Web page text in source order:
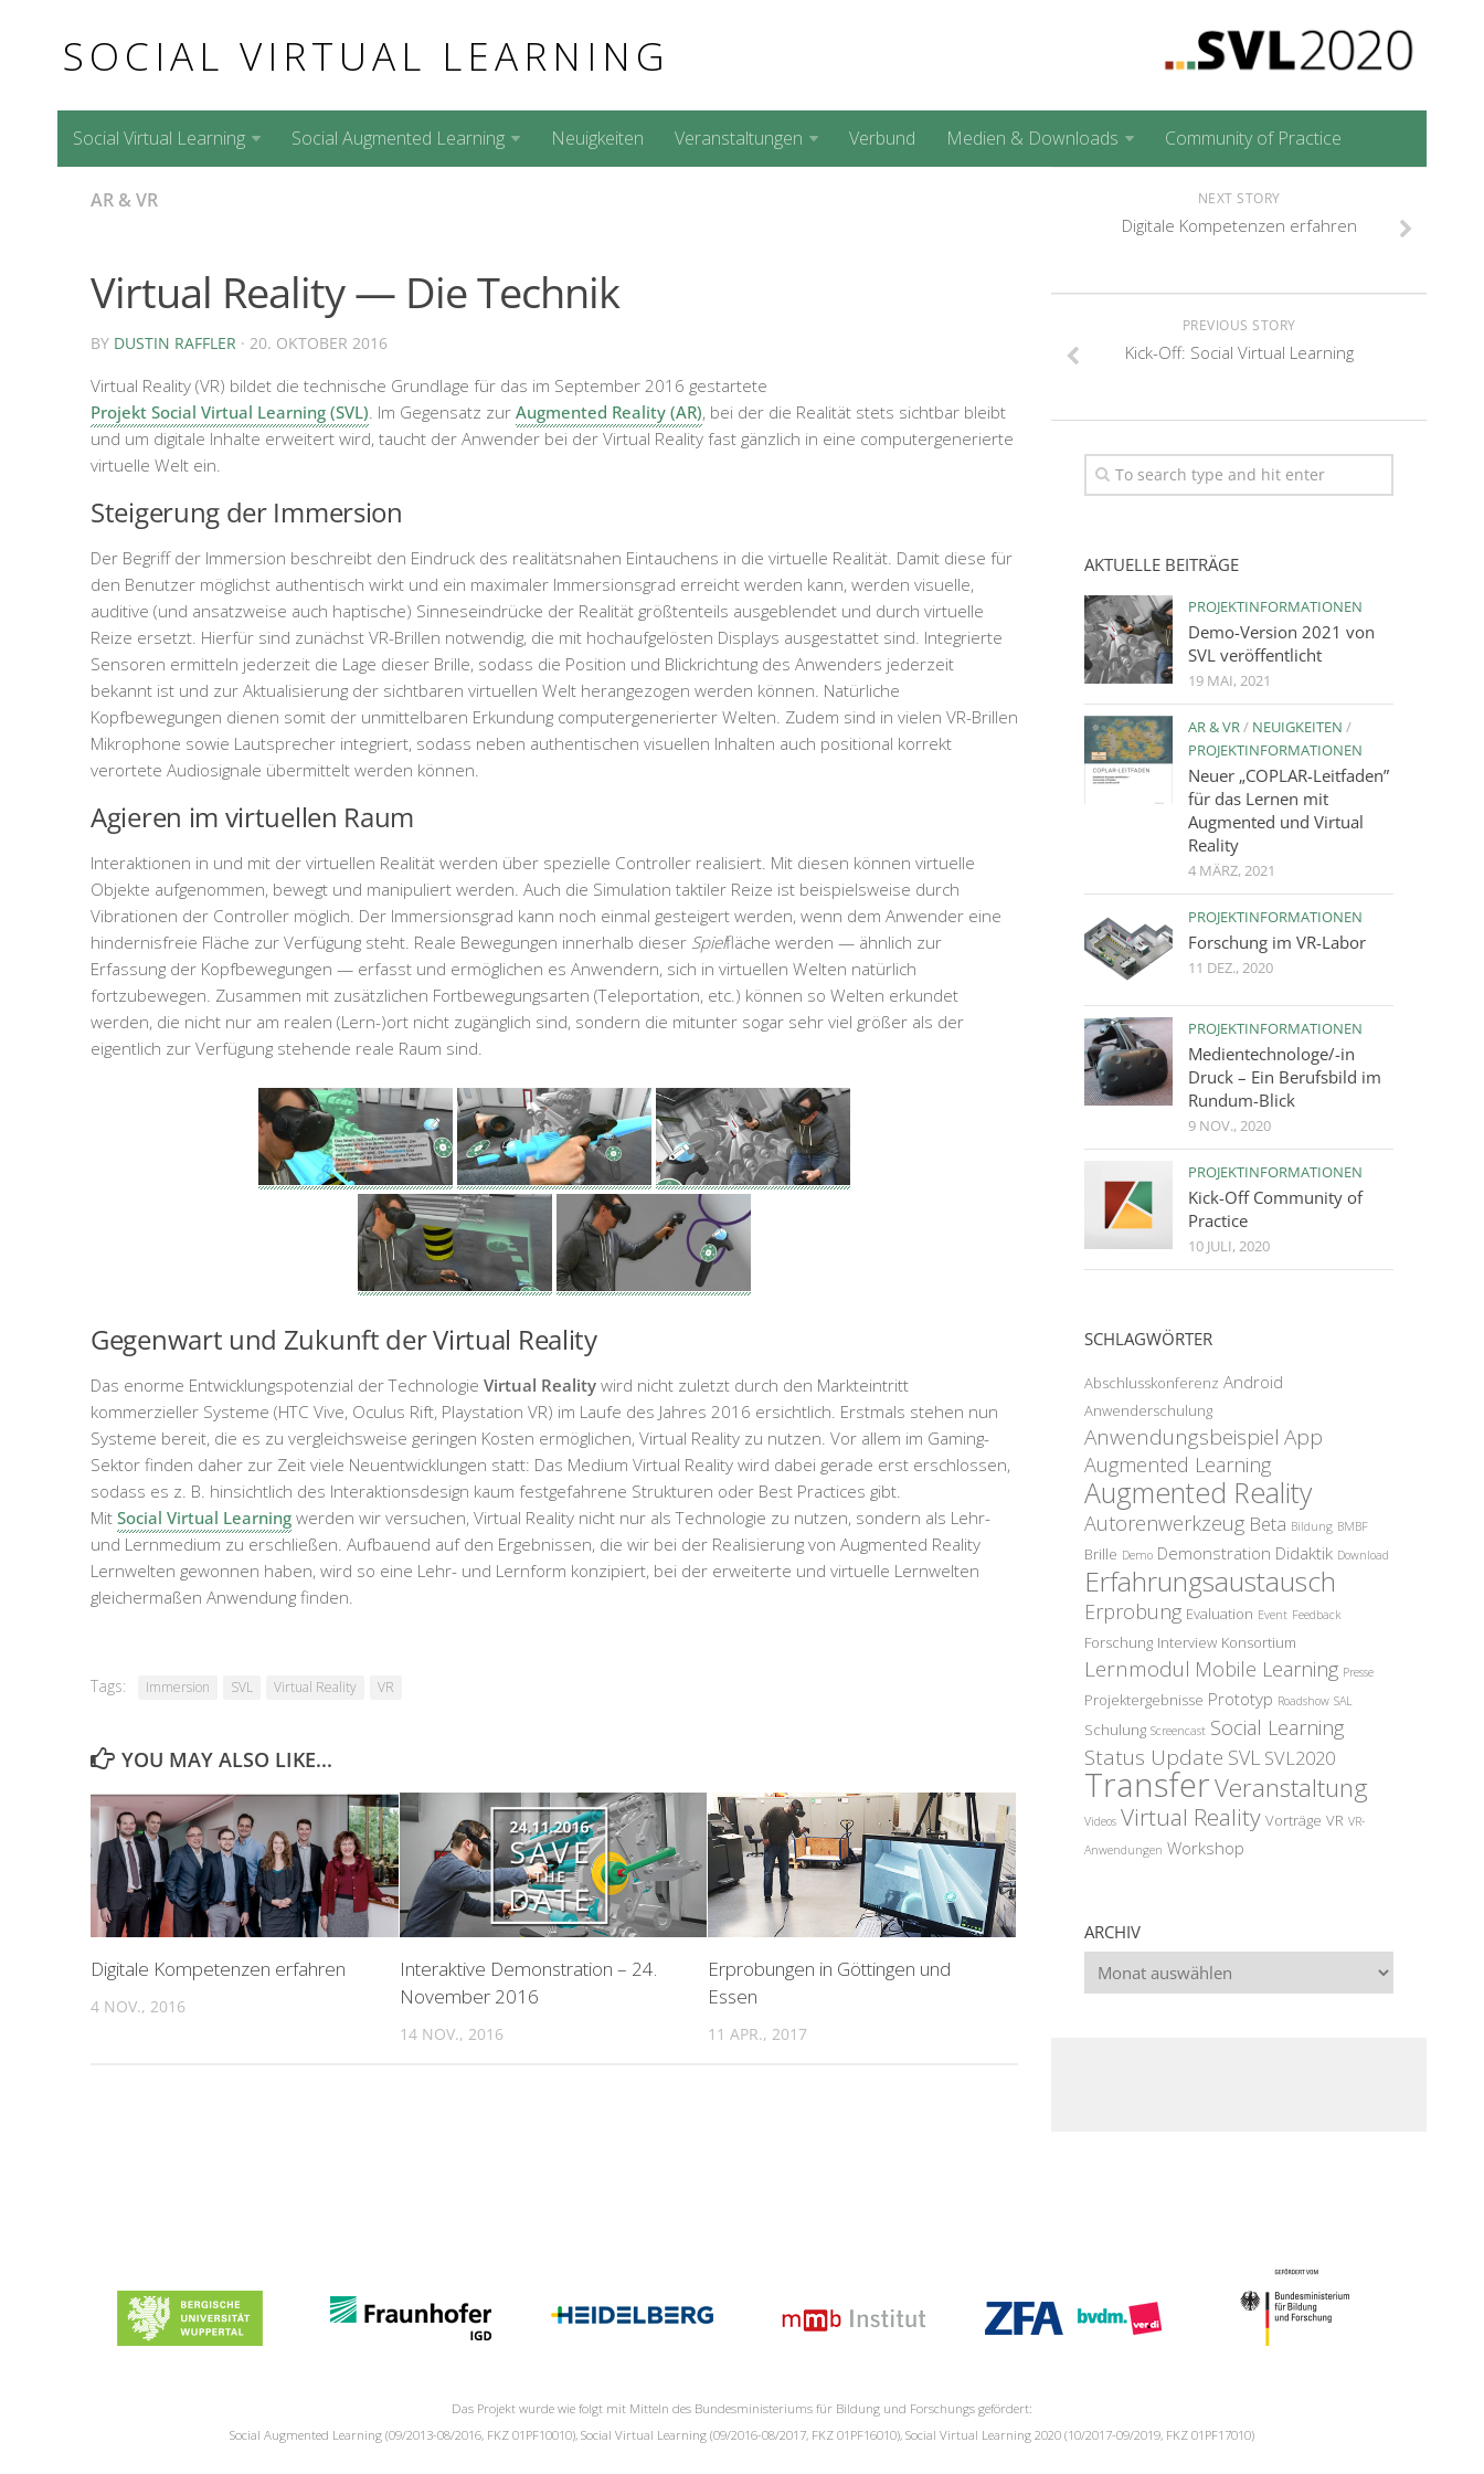
SOCIAL VIRTUAL LEARNING
Social Virtual Learning Social Augmented Learning Neuigkeiten Veranstaltungen Verbund Medien & Downloads Community of Practice
AR & VR
Virtual Reality — Die Technik
BY DUSTIN RAFFLER · 20. OKTOBER 2016
Virtual Reality (VR) bildet die technische Grundlage für das im September 2016 gestartete
Projekt Social Virtual Learning (SVL). Im Gegensatz zur Augmented Reality (AR), bei der die Realität stets sichtbar bleibt
und um digitale Inhalte erweitert wird, taucht der Anwender bei der Virtual Reality fast gänzlich in eine computergenerierte
virtuelle Welt ein.
Steigerung der Immersion
Der Begriff der Immersion beschreibt den Eindruck des realitätsnahen Eintauchens in die virtuelle Realität. Damit diese für
den Benutzer möglichst authentisch wirkt und ein maximaler Immersionsgrad erreicht werden kann, werden visuelle,
auditive (und ansatzweise auch haptische) Sinneseindrücke der Realität größtenteils ausgeblendet und durch virtuelle
Reize ersetzt. Hierfür sind zunächst VR-Brillen notwendig, die mit hochaufgelösten Displays ausgestattet sind. Integrierte
Sensoren ermitteln jederzeit die Lage dieser Brille, sodass die Position und Blickrichtung des Anwenders jederzeit
bekannt ist und zur Aktualisierung der sichtbaren virtuellen Welt herangezogen werden können. Natürliche
Kopfbewegungen dienen somit der unmittelbaren Erkundung computergenerierter Welten. Zudem sind in vielen VR-Brillen
Mikrophone sowie Lautsprecher integriert, sodass neben authentischen visuellen Inhalten auch positional korrekt
verortete Audiosignale übermittelt werden können.
Agieren im virtuellen Raum
Interaktionen in und mit der virtuellen Realität werden über spezielle Controller realisiert. Mit diesen können virtuelle
Objekte aufgenommen, bewegt und manipuliert werden. Auch die Simulation taktiler Reize ist beispielsweise durch
Vibrationen der Controller möglich. Der Immersionsgrad kann noch einmal gesteigert werden, wenn dem Anwender eine
hindernisfreie Fläche zur Verfügung steht. Reale Bewegungen innerhalb dieser Spielfläche werden — ähnlich zur
Erfassung der Kopfbewegungen — erfasst und ermöglichen es Anwendern, sich in virtuellen Welten natürlich
fortzubewegen. Zusammen mit zusätzlichen Fortbewegungsarten (Teleportation, etc.) können so Welten erkundet
werden, die nicht nur am realen (Lern-)ort nicht zugänglich sind, sondern die mitunter sogar sehr viel größer als der
eigentlich zur Verfügung stehende reale Raum sind.
Gegenwart und Zukunft der Virtual Reality
Das enorme Entwicklungspotenzial der Technologie Virtual Reality wird nicht zuletzt durch den Markteintritt
kommerzieller Systeme (HTC Vive, Oculus Rift, Playstation VR) im Laufe des Jahres 2016 ersichtlich. Erstmals stehen nun
Systeme bereit, die es zu vergleichsweise geringen Kosten ermöglichen, Virtual Reality zu nutzen. Vor allem im Gaming-
Sektor finden daher zur Zeit viele Neuentwicklungen statt: Das Medium Virtual Reality wird dabei gerade erst erschlossen,
sodass es z. B. hinsichtlich des Interaktionsdesign kaum festgefahrene Strukturen oder Best Practices gibt.
Mit Social Virtual Learning werden wir versuchen, Virtual Reality nicht nur als Technologie zu nutzen, sondern als Lehr-
und Lernmedium zu erschließen. Aufbauend auf den Ergebnissen, die wir bei der Realisierung von Augmented Reality
Lernwelten gewonnen haben, wird so eine Lehr- und Lernform konzipiert, bei der erweiterte und virtuelle Lernwelten
gleichermaßen Anwendung finden.
Tags: Immersion SVL Virtual Reality VR
YOU MAY ALSO LIKE...
Digitale Kompetenzen erfahren
4 NOV., 2016
Interaktive Demonstration – 24.
November 2016
14 NOV., 2016
Erprobungen in Göttingen und
Essen
11 APR., 2017
NEXT STORY
Digitale Kompetenzen erfahren
PREVIOUS STORY
Kick-Off: Social Virtual Learning
AKTUELLE BEITRÄGE
PROJEKTINFORMATIONEN
Demo-Version 2021 von
SVL veröffentlicht
19 MAI, 2021
AR & VR/ NEUIGKEITEN /
PROJEKTINFORMATIONEN
Neuer „COPLAR-Leitfaden”
für das Lernen mit
Augmented und Virtual
Reality
4 MÄRZ, 2021
PROJEKTINFORMATIONEN
Forschung im VR-Labor
11 DEZ., 2020
PROJEKTINFORMATIONEN
Medientechnologe/-in
Druck – Ein Berufsbild im
Rundum-Blick
9 NOV., 2020
PROJEKTINFORMATIONEN
Kick-Off Community of
Practice
10 JULI, 2020
SCHLAGWÖRTER
Abschlusskonferenz Android
Anwenderschulung
Anwendungsbeispiel App
Augmented Learning
Augmented Reality
Autorenwerkzeug Beta Bildung BMBF
Brille Demo Demonstration Didaktik Download
Erfahrungsaustausch
Erprobung Evaluation Event Feedback
Forschung Interview Konsortium
Lernmodul Mobile Learning Presse
Projektergebnisse Prototyp Roadshow SAL
Schulung Screencast Social Learning
Status Update SVL SVL2020
TransferVeranstaltung
Videos Virtual Reality Vorträge VR VR-
Anwendungen Workshop
ARCHIV
Archiv
Das Projekt wurde wie folgt mit Mitteln des Bundesministeriums für Bildung und Forschungs gefördert:
Social Augmented Learning (09/2013-08/2016, FKZ 01PF10010), Social Virtual Learning (09/2016-08/2017, FKZ 01PF16010), Social Virtual Learning 2020 (10/2017-09/2019, FKZ 01PF17010)